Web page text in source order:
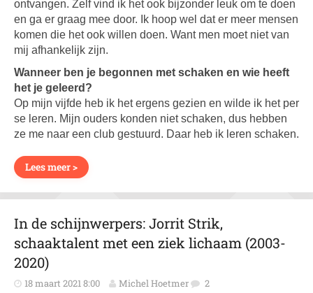
ontvangen. Zelf vind ik het ook bijzonder leuk om te doen
en ga er graag mee door. Ik hoop wel dat er meer mensen
komen die het ook willen doen. Want men moet niet van
mij afhankelijk zijn.
Wanneer ben je begonnen met schaken en wie heeft
het je geleerd?
Op mijn vijfde heb ik het ergens gezien en wilde ik het per
se leren. Mijn ouders konden niet schaken, dus hebben
ze me naar een club gestuurd. Daar heb ik leren schaken.
Lees meer >
In de schijnwerpers: Jorrit Strik,
schaaktalent met een ziek lichaam (2003-
2020)
18 maart 2021 8:00 Michel Hoetmer 2